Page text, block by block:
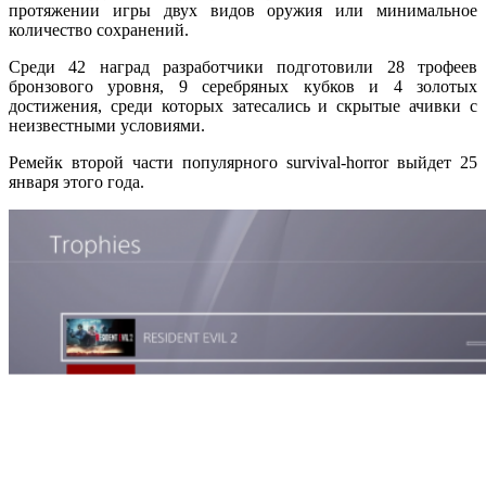
протяжении игры двух видов оружия или минимальное
количество сохранений.
Среди 42 наград разработчики подготовили 28 трофеев
бронзового уровня, 9 серебряных кубков и 4 золотых
достижения, среди которых затесались и скрытые ачивки с
неизвестными условиями.
Ремейк второй части популярного survival-horror выйдет 25
января этого года.